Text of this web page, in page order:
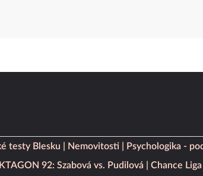
testy Blesku Nemovitosti
Psychologika -
92: Szabová vs. Pudilová Chance